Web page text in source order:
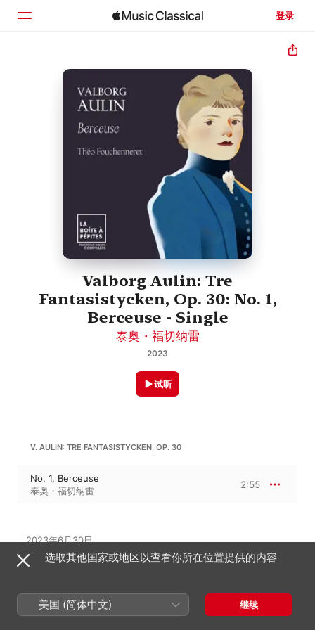
登录
主页
Valborg Aulin: Tre
Fantasistycken, Op. 30: No. 1,
Berceuse - Single
泰奥・福切纳雷
2023
试听
V. AULIN: TRE FANTASISTYCKEN, OP. 30
No. 1, Berceuse
泰奥・福切纳雷
2:55
2023年6月30日
1 首曲目 · 2 分钟
℗ 2022 La Boite à Pépites
La Boîte à Pépites
选取其他国家或地区以查看你所在位置提供的内容
美国 (简体中文) 继续